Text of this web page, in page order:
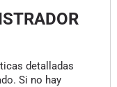
detalladas
Si no hay